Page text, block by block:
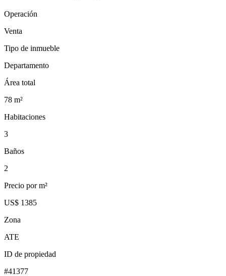
Operación
Venta
Tipo de inmueble
Departamento
Área total
78 m²
Habitaciones
3
Baños
2
Precio por m²
US$ 1385
Zona
ATE
ID de propiedad
#41377